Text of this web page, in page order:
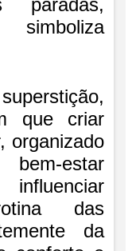
paradas,
que criar
organizado
estar
das
da